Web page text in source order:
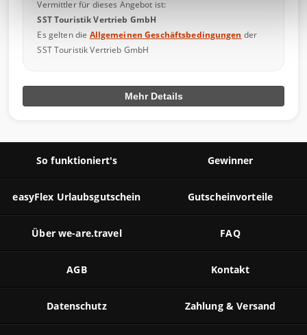
Vermittler für dieses Angebot ist:
SST Touristik Vertrieb GmbH
Es gelten die Allgemeinen Geschäftsbedingungen der
SST Touristik Vertrieb GmbH
Mehr Details
So funktioniert's Gewinner
easyFlex Urlaubsgutschein Gutscheinvorteile
Über we-are.travel FAQ
AGB Kontakt
Datenschutz Zahlung & Versand